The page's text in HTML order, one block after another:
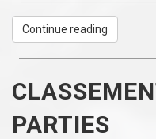
Continue reading
PARTIES